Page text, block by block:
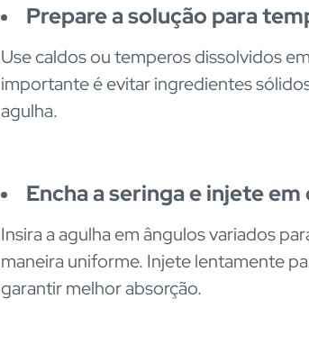
Prepare a solução para
Use caldos ou temperos dissolvidos
importante é evitar ingredientes
agulha.
Encha a seringa e injete
Insira a agulha em ângulos variados
maneira uniforme. Injete lentamente
garantir melhor absorção.